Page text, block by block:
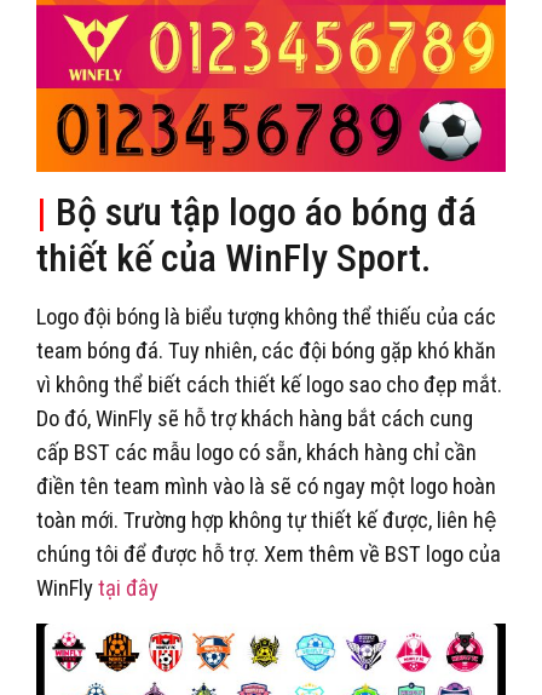
| Bộ sưu tập logo áo bóng đá
thiết kế của WinFly Sport.
Logo đội bóng là biểu tượng không thể thiếu của các
team bóng đá. Tuy nhiên, các đội bóng gặp khó khăn
vì không thể biết cách thiết kế logo sao cho đẹp mắt.
Do đó, WinFly sẽ hỗ trợ khách hàng bắt cách cung
cấp BST các mẫu logo có sẵn, khách hàng chỉ cần
điền tên team mình vào là sẽ có ngay một logo hoàn
toàn mới. Trường hợp không tự thiết kế được, liên hệ
chúng tôi để được hỗ trợ. Xem thêm về BST logo của
WinFlytại đây